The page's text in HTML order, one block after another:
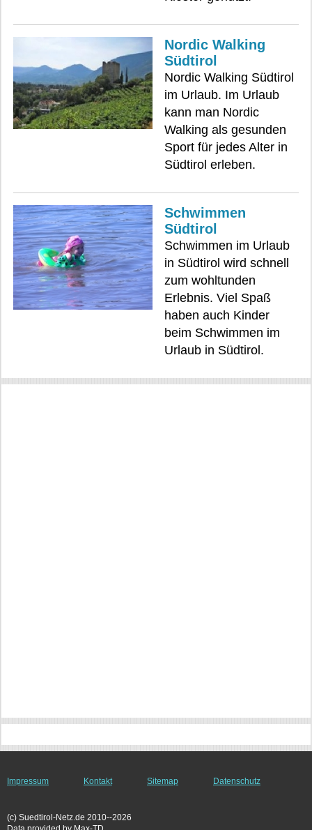
Nordic Walking
Südtirol
Nordic Walking Südtirol
im Urlaub. Im Urlaub
kann man Nordic
Walking als gesunden
Sport für jedes Alter in
Südtirol erleben.
Schwimmen
Südtirol
Schwimmen im Urlaub
in Südtirol wird schnell
zum wohltunden
Erlebnis. Viel Spaß
haben auch Kinder
beim Schwimmen im
Urlaub in Südtirol.
Impressum Kontakt Sitemap Datenschutz
(c) Suedtirol-Netz.de 2010--2026